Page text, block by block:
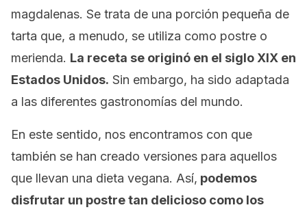
magdalenas. Se trata de una porción pequeña de
tarta que, a menudo, se utiliza como postre o
merienda. La receta se originó en el siglo XIX en
Estados Unidos. Sin embargo, ha sido adaptada
a las diferentes gastronomías del mundo.
En este sentido, nos encontramos con que
también se han creado versiones para aquellos
que llevan una dieta vegana. Así, podemos
disfrutar un postre tan delicioso como los